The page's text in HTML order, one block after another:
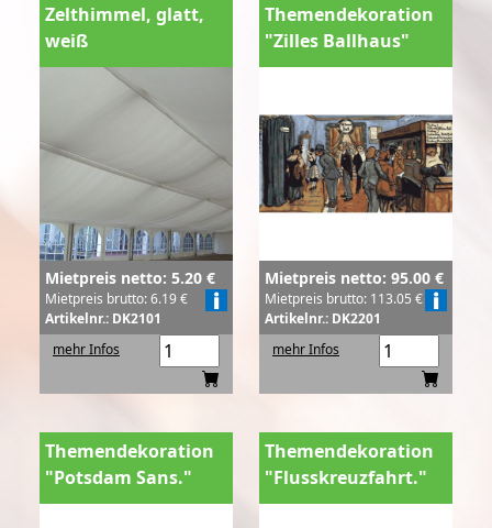
Zelthimmel, glatt,
weiß
Mietpreis netto: 5.20 €
Mietpreis brutto: 6.19 €
Artikelnr.: DK2101
mehr Infos
Themendekoration
"Zilles Ballhaus"
Mietpreis netto: 95.00 €
Mietpreis brutto: 113.05 €
Artikelnr.: DK2201
mehr Infos
Themendekoration
"Potsdam Sans."
Themendekoration
"Flusskreuzfahrt."